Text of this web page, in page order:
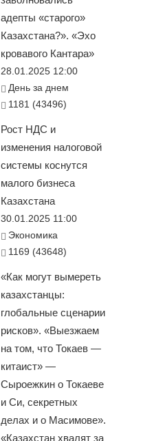
адепты «старого»
Казахстана?». «Эхо
кровавого Кантара»
28.01.2025 12:00
День за днем
1181 (43496)
Рост НДС и
изменения налоговой
системы коснутся
малого бизнеса
Казахстана
30.01.2025 11:00
Экономика
1169 (43648)
«Как могут вымереть
казахстанцы:
глобальные сценарии
рисков». «Выезжаем
на том, что Токаев —
китаист» —
Сыроежкин о Токаеве
и Си, секретных
делах и о Масимове».
«Казахстан хвалят за